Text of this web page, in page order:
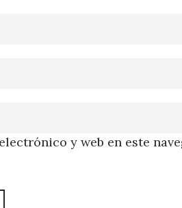
y web en este